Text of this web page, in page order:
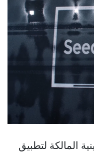
المالكة لتطبيق